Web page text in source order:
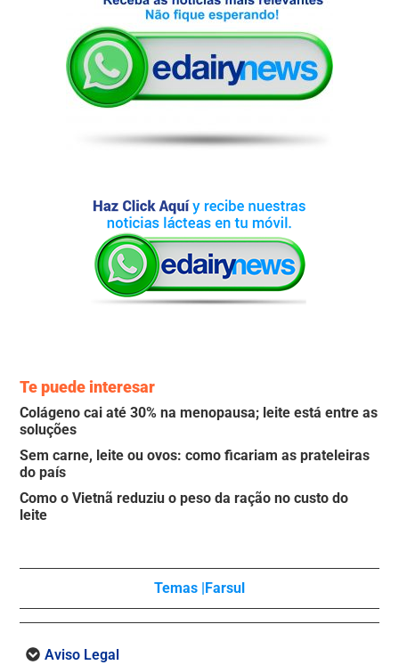
Te puede interesar
Colágeno cai até 30% na menopausa; leite está entre as
soluções
Sem carne, leite ou ovos: como ficariam as prateleiras
do país
Como o Vietnã reduziu o peso da ração no custo do
leite
Temas | Farsul
Aviso Legal